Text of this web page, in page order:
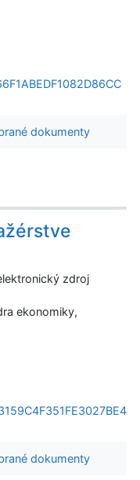
dokumenty
zdroj
ekonomiky,
dokumenty